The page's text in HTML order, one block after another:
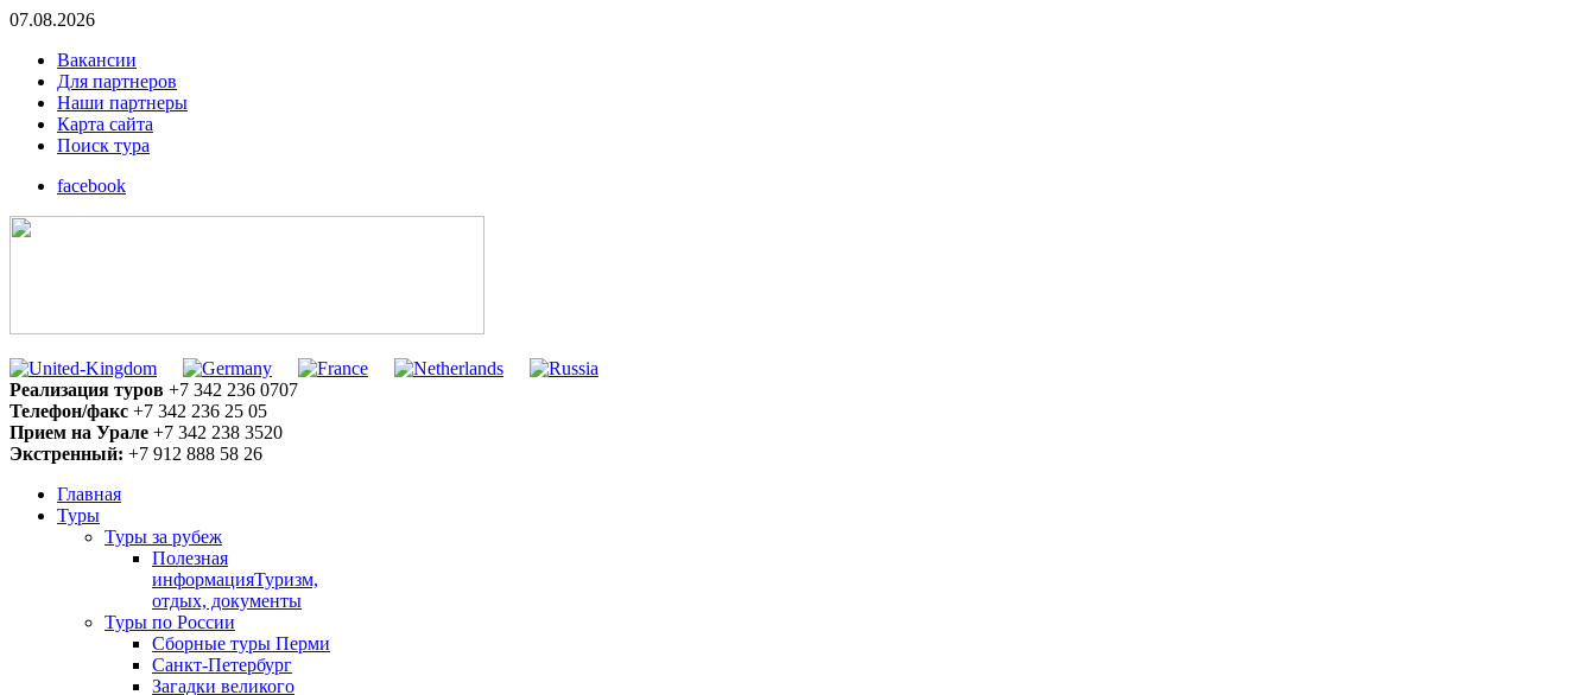
07.08.2026
Вакансии
Для партнеров
Наши партнеры
Карта сайта
Поиск тура
facebook
Реализация туров +7 342 236 0707
Телефон/факс +7 342 236 25 05
Прием на Урале +7 342 238 3520
Экстренный: +7 912 888 58 26
Главная
Туры
Туры за рубеж
Полезная
информацияТуризм,
отдых, документы
Туры по России
Сборные туры Перми
Санкт-Петербург
Загадки великого